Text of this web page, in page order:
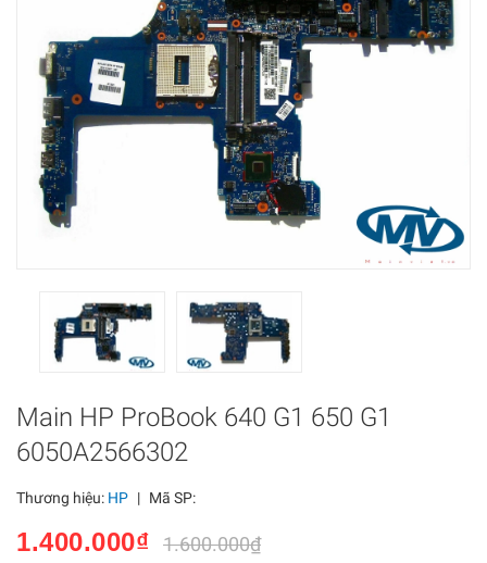
Main HP ProBook 640 G1 650 G1
6050A2566302
Thương hiệu: HP | Mã SP:
1.400.000₫ 1.600.000₫